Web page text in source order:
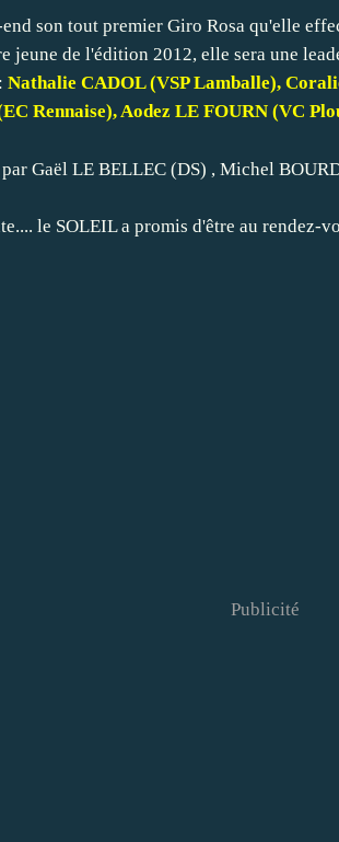
son tout premier Giro Rosa qu'elle
jeune de l'édition 2012, elle sera une
Nathalie CADOL (VSP Lamballe),
Rennaise), Aodez LE FOURN (VC
Gaël LE BELLEC (DS) , Michel
le SOLEIL a promis d'être au rendez-
Publicité